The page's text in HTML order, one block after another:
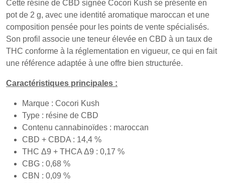
Cette résine de CBD signée Cocori Kush se présente en
pot de 2 g, avec une identité aromatique maroccan et une
composition pensée pour les points de vente spécialisés.
Son profil associe une teneur élevée en CBD à un taux de
THC conforme à la réglementation en vigueur, ce qui en fait
une référence adaptée à une offre bien structurée.
Caractéristiques principales :
Marque : Cocori Kush
Type : résine de CBD
Contenu cannabinoïdes : maroccan
CBD + CBDA : 14,4 %
THC Δ9 + THCA Δ9 : 0,17 %
CBG : 0,68 %
CBN : 0,09 %